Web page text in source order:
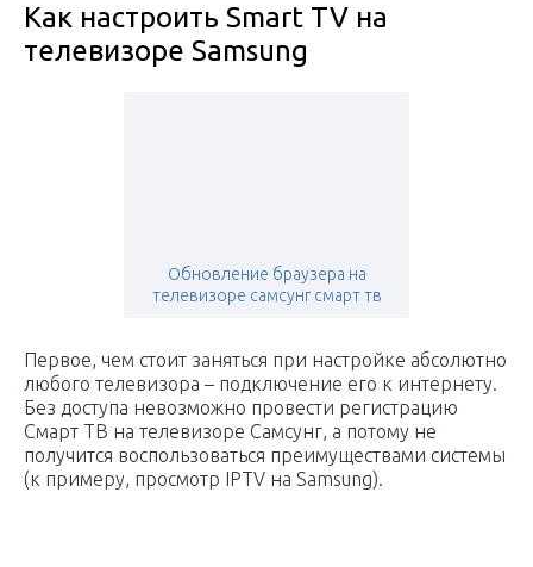
Как настроить Smart TV на
телевизоре Samsung
Обновление браузера на
телевизоре самсунг смарт тв
Первое, чем стоит заняться при настройке абсолютно
любого телевизора – подключение его к интернету.
Без доступа невозможно провести регистрацию
Смарт ТВ на телевизоре Самсунг, а потому не
получится воспользоваться преимуществами системы
(к примеру, просмотр IPTV на Samsung).